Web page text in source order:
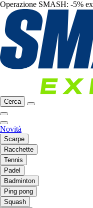
Operazione SMASH: -5%
Cerca
Novità
Scarpe
Racchette
Tennis
Padel
Badminton
Ping pong
Squash